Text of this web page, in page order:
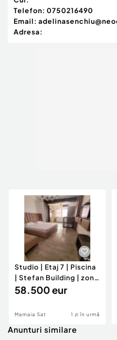
Telefon: 0750216490
Email:
Adresa:
Studio | Etaj 7 | Piscina
| Stefan Building | zona
Azimuth
58.500 eur
Mamaia Sat 1 zi în urmă
Anunturi similare